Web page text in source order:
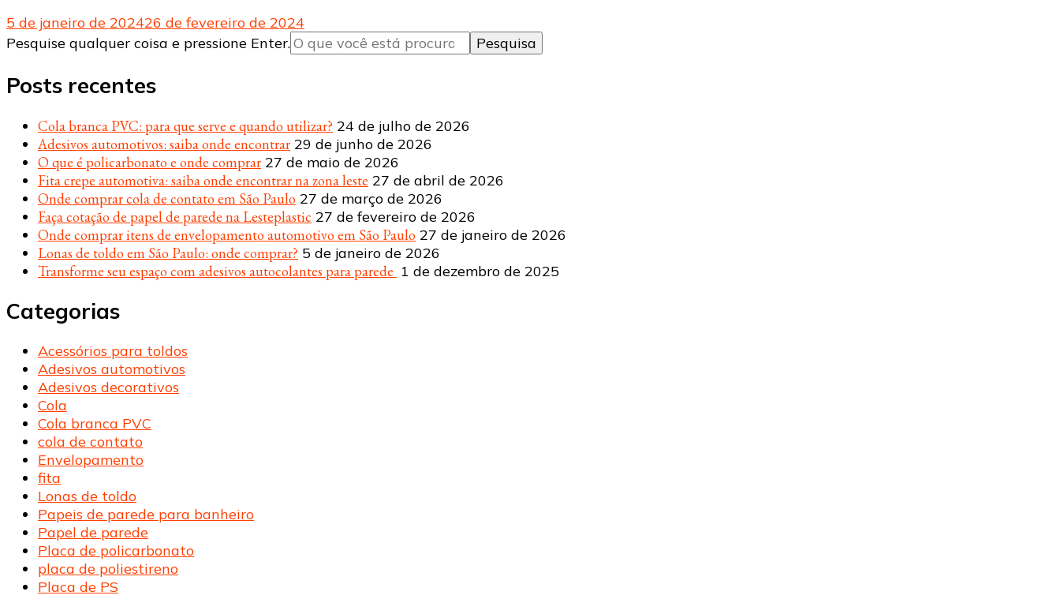
5 de janeiro de 202426 de fevereiro de 2024
Procurando
Pesquise qualquer coisa e pressione Enter.
Posts recentes
Cola branca PVC: para que serve e quando utilizar? 24 de julho de 2026
Adesivos automotivos: saiba onde encontrar 29 de junho de 2026
O que é policarbonato e onde comprar 27 de maio de 2026
Fita crepe automotiva: saiba onde encontrar na zona leste 27 de abril de 2026
Onde comprar cola de contato em São Paulo 27 de março de 2026
Faça cotação de papel de parede na Lesteplastic 27 de fevereiro de 2026
Onde comprar itens de envelopamento automotivo em São Paulo 27 de janeiro de 2026
Lonas de toldo em São Paulo: onde comprar? 5 de janeiro de 2026
Transforme seu espaço com adesivos autocolantes para parede 1 de dezembro de 2025
Categorias
Acessórios para toldos
Adesivos automotivos
Adesivos decorativos
Cola
Cola branca PVC
cola de contato
Envelopamento
fita
Lonas de toldo
Papeis de parede para banheiro
Papel de parede
Placa de policarbonato
placa de poliestireno
Placa de PS